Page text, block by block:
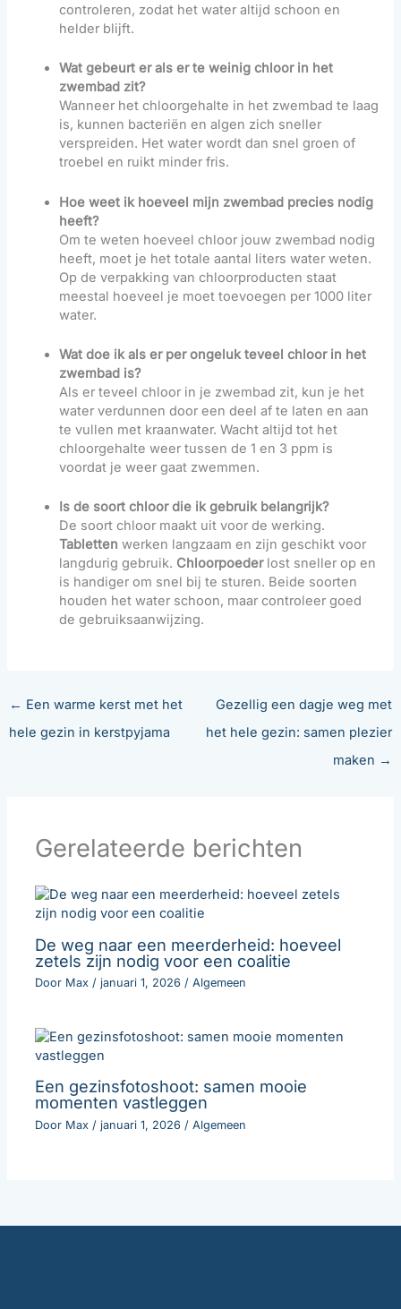
controleren, zodat het water altijd schoon en
helder blijft.
Wat gebeurt er als er te weinig chloor in het
zwembad zit?
Wanneer het chloorgehalte in het zwembad te laag
is, kunnen bacteriën en algen zich sneller
verspreiden. Het water wordt dan snel groen of
troebel en ruikt minder fris.
Hoe weet ik hoeveel mijn zwembad precies nodig
heeft?
Om te weten hoeveel chloor jouw zwembad nodig
heeft, moet je het totale aantal liters water weten.
Op de verpakking van chloorproducten staat
meestal hoeveel je moet toevoegen per 1000 liter
water.
Wat doe ik als er per ongeluk teveel chloor in het
zwembad is?
Als er teveel chloor in je zwembad zit, kun je het
water verdunnen door een deel af te laten en aan
te vullen met kraanwater. Wacht altijd tot het
chloorgehalte weer tussen de 1 en 3 ppm is
voordat je weer gaat zwemmen.
Is de soort chloor die ik gebruik belangrijk?
De soort chloor maakt uit voor de werking.
Tabletten werken langzaam en zijn geschikt voor
langdurig gebruik. Chloorpoederlost sneller op en
is handiger om snel bij te sturen. Beide soorten
houden het water schoon, maar controleer goed
de gebruiksaanwijzing.
← Een warme kerst met het
hele gezin in kerstpyjama
Gezellig een dagje weg met
het hele gezin: samen plezier
maken →
Gerelateerde berichten
De weg naar een meerderheid: hoeveel
zetels zijn nodig voor een coalitie
Door Max/ januari 1, 2026/Algemeen
Een gezinsfotoshoot: samen mooie
momenten vastleggen
Door Max / januari 1, 2026 /Algemeen